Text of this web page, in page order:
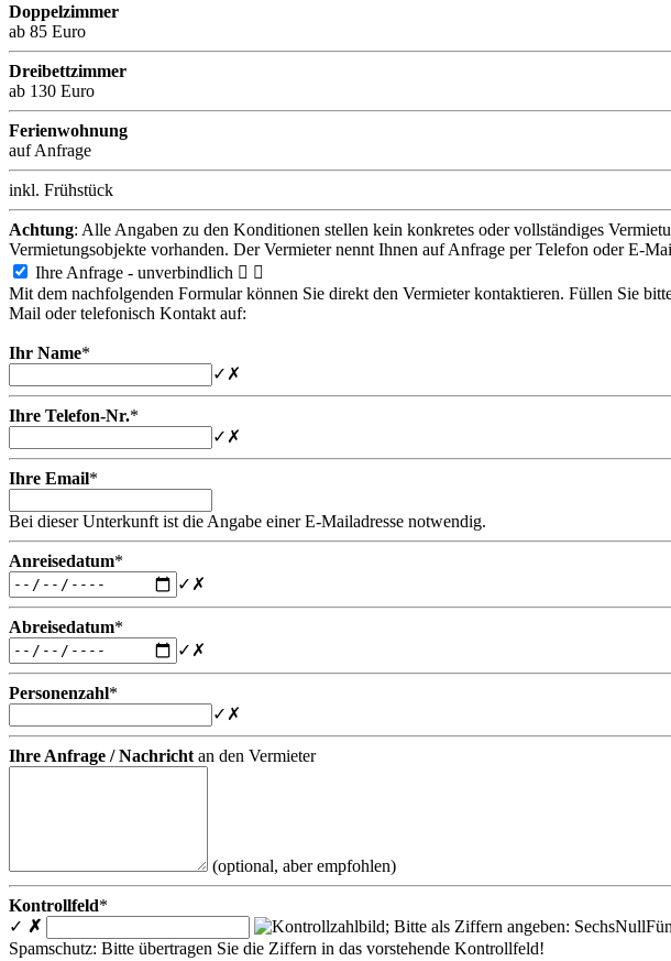
Doppelzimmer
ab 85 Euro
Dreibettzimmer
ab 130 Euro
Ferienwohnung
auf Anfrage
inkl. Frühstück
Achtung: Alle Angaben zu den Konditionen stellen kein konkretes oder vollständiges
Vermietungsobjekte vorhanden. Der Vermieter nennt Ihnen auf Anfrage per Telefon oder E-
Ihre Anfrage - unverbindlich  
Mit dem nachfolgenden Formular können Sie direkt den Vermieter kontaktieren. Füllen Sie
Mail oder telefonisch Kontakt auf:
Ihr Name*
✓ ✗
Ihre Telefon-Nr.*
✓ ✗
Ihre Email*
Bei dieser Unterkunft ist die Angabe einer E-Mailadresse notwendig.
Anreisedatum*
✓ ✗
Abreisedatum*
✓ ✗
Personenzahl*
✓ ✗
Ihre Anfrage / Nachricht an den Vermieter
(optional, aber empfohlen)
Kontrollfeld*
✓ ✗
Spamschutz: Bitte übertragen Sie die Ziffern in das vorstehende Kontrollfeld!